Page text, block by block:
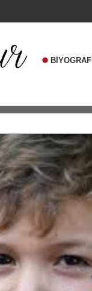
BİYOGRAFİ